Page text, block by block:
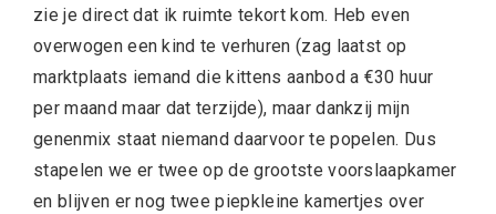
zie je direct dat ik ruimte tekort kom. Heb even
overwogen een kind te verhuren (zag laatst op
marktplaats iemand die kittens aanbod a €30 huur
per maand maar dat terzijde), maar dankzij mijn
genenmix staat niemand daarvoor te popelen. Dus
stapelen we er twee op de grootste voorslaapkamer
en blijven er nog twee piepkleine kamertjes over